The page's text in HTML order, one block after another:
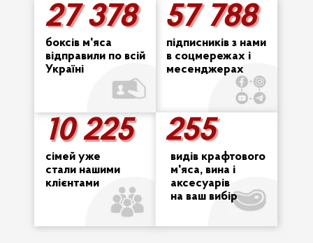
10 225
10 225
сімей уже
стали нашими
клієнтами
57 788
57 788
27 378
27 378
боксів м'яса
відправили по всій
Україні
255
255
видів крафтового
м'яса, вина і
аксесуарів
на ваш вибір
підписників з нами
в соцмережах і
месенджерах